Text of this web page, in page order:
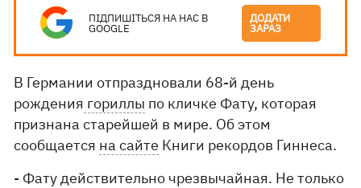
ПІДПИШІТЬСЯ НА НАС В
GOOGLE
ДОДАТИ
ЗАРАЗ
В Германии отпраздновали 68-й день
рождения гориллы по кличке Фату, которая
признана старейшей в мире. Об этом
сообщается на сайте Книги рекордов Гиннеса.
- Фату действительно чрезвычайная. Не только